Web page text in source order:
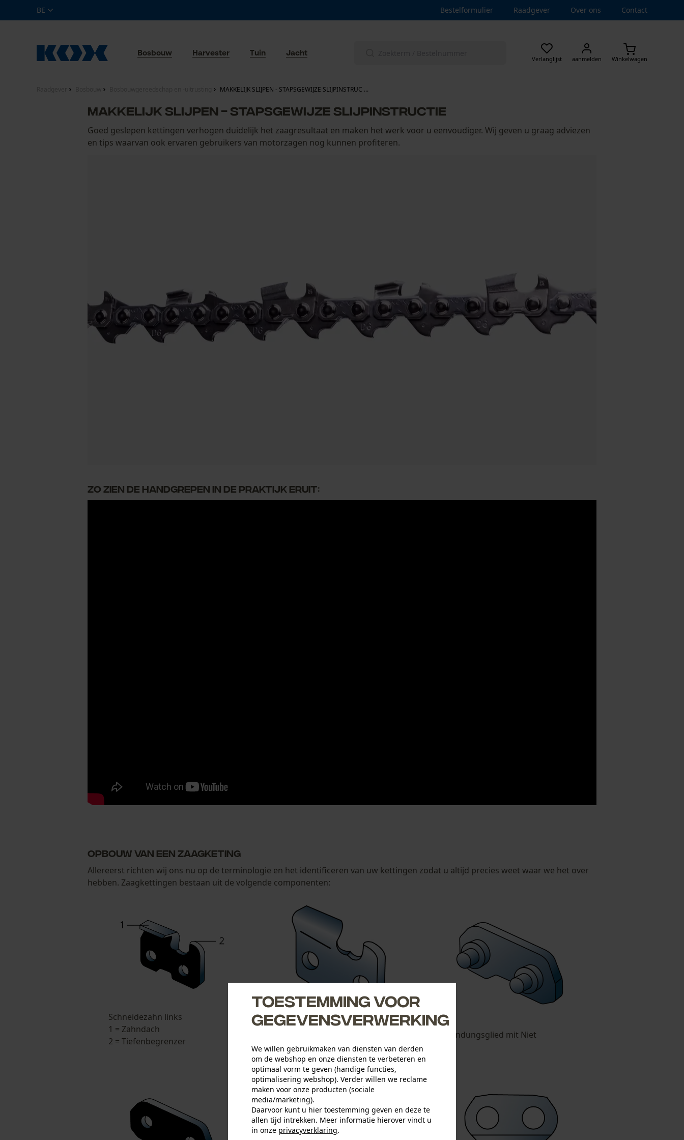
BE Bestelformulier Raadgever Over ons Contact
Verlanglijst aanmelden Winkelwagen
Bosbouw Harvester Tuin Jacht
MAKKELIJK SLIJPEN - STAPSGEWIJZE SLIJPINSTRUC ...
MAKKELIJK SLIJPEN - STAPSGEWIJZE SLIJPINSTRUCTIE
Goed geslepen kettingen verhogen duidelijk het zaagresultaat en maken het werk voor u eenvoudiger. Wij geven u graag adviezen
en tips waarvan ook ervaren gebruikers van motorzagen nog kunnen profiteren.
Zo zien de handgrepen in de praktijk eruit:
Opbouw van een zaagketing
Allereerst richten wij ons nu op de terminologie en het identificeren van uw kettingen zodat u altijd precies weet waar we het over
hebben. Zaagkettingen bestaan uit de volgende componenten:
Schneidezahn links
1 = Zahndach
2 = Tiefenbegrenzer
Verbindungsglied mit Niet
Toestemming voor
gegevensverwerking
We willen gebruikmaken van diensten van derden
om de webshop en onze diensten te verbeteren en
optimaal vorm te geven (handige functies,
optimalisering webshop). Verder willen we reclame
maken voor onze producten (sociale
media/marketing).
Daarvoor kunt u hier toestemming geven en deze te
allen tijd intrekken. Meer informatie hierover vindt u
in onze privacyverklaring.